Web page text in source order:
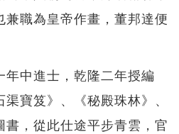
職為皇帝作畫，董邦達便
中進士，乾隆二年授編
寶笈》、《秘殿珠林》、
書，從此仕途平步青雲，官